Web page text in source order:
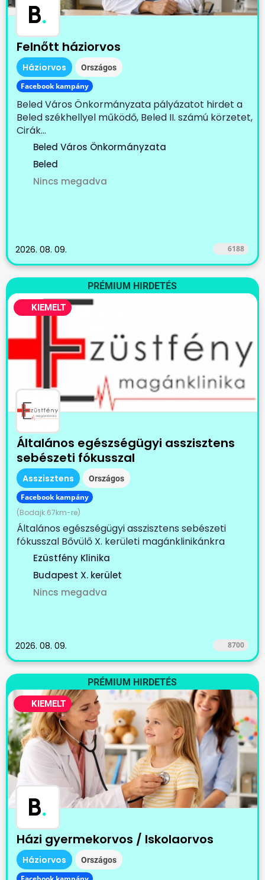
B.
Felnőtt háziorvos
Háziorvos Országos
Facebook kampány
Beled Város Önkormányzata pályázatot hirdet a
Beled székhellyel működő, Beled II. számú körzetet,
Cirák...
Beled Város Önkormányzata
Beled
Nincs megadva
2026. 08. 09. 6188
PRÉMIUM HIRDETÉS
KIEMELT
Általános egészségügyi asszisztens
sebészeti fókusszal
Asszisztens Országos
Facebook kampány
(Bodajk 67km-re)
Általános egészségügyi asszisztens sebészeti
fókusszal Bővülő X. kerületi magánklinikánkra
keresünk...
Ezüstfény Klinika
Budapest X. kerület
Nincs megadva
2026. 08. 09. 8700
PRÉMIUM HIRDETÉS
KIEMELT
B.
Házi gyermekorvos / Iskolaorvos
Háziorvos Országos